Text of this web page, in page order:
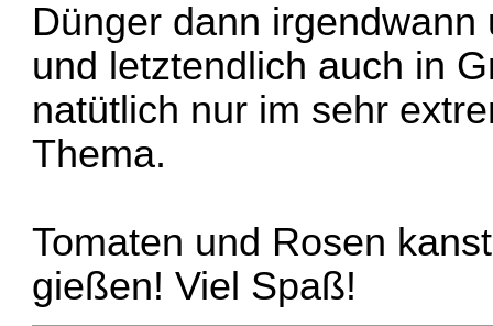
Dünger dann
und letztendlich auch in
natütlich nur im sehr
Thema.
Tomaten und Rosen
gießen! Viel Spaß!